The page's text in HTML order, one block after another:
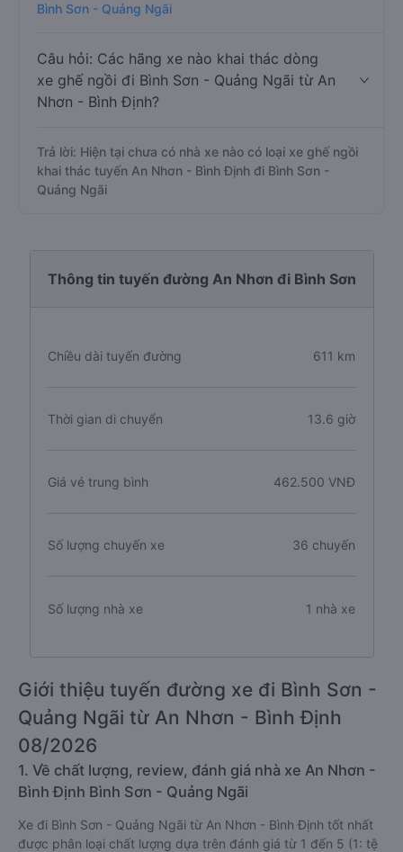
Bình Sơn - Quảng Ngãi
Câu hỏi: Các hãng xe nào khai thác dòng
xe ghế ngồi đi Bình Sơn - Quảng Ngãi từ An
Nhơn - Bình Định?
Trả lời: Hiện tại chưa có nhà xe nào có loại xe ghế ngồi
khai thác tuyến An Nhơn - Bình Định đi Bình Sơn -
Quảng Ngãi
Thông tin tuyến đường An Nhơn đi Bình Sơn
Chiều dài tuyến đường 611 km
Thời gian di chuyển 13.6 giờ
Giá vé trung bình 462.500 VNĐ
Số lượng chuyến xe 36 chuyến
Số lượng nhà xe 1 nhà xe
Giới thiệu tuyến đường xe đi Bình Sơn -
Quảng Ngãi từ An Nhơn - Bình Định
08/2026
1. Về chất lượng, review, đánh giá nhà xe An Nhơn -
Bình Định Bình Sơn - Quảng Ngãi
Xe đi Bình Sơn - Quảng Ngãi từ An Nhơn - Bình Định tốt nhất
được phân loại chất lượng dựa trên đánh giá từ 1 đến 5 (1: tệ